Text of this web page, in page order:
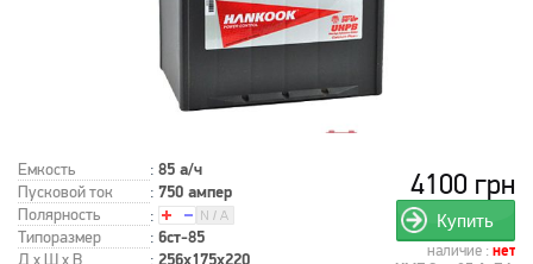
Емкость : 85 а/ч
Пусковой ток : 750 ампер
Полярность
:
Типоразмер
: 6ст-85
4100 грн
Купить
наличие : нет